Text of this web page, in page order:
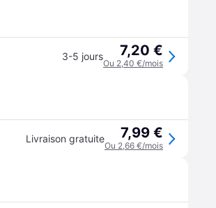
3-5 jours 7,20 €
Ou 2,40 €/mois
Livraison gratuite 7,99 €
Ou 2,66 €/mois